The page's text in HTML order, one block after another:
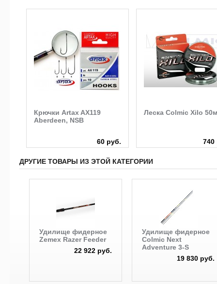
Крючки Artax AX119
Aberdeen, NSB
60 руб.
Леска Colmic Xilo 50м
740
ДРУГИЕ ТОВАРЫ ИЗ ЭТОЙ КАТЕГОРИИ
Удилище фидерное
Zemex Razer Feeder
22 922 руб.
Удилище фидерное
Colmic Next
Adventure 3-S
19 830 руб.